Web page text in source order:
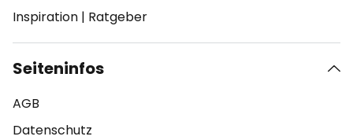
Inspiration | Ratgeber
Seiteninfos
AGB
Datenschutz